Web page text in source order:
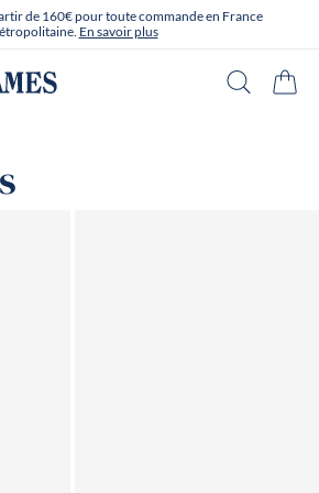
de 160€ pour toute commande en France
En savoir plus